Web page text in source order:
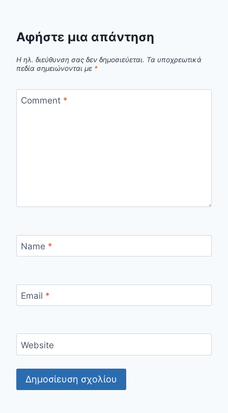
Αφήστε μια απάντηση
Η ηλ. διεύθυνση σας δεν δημοσιεύεται. Τα υποχρεωτικά
πεδία σημειώνονται με *
Comment *
Name *
Email *
Website